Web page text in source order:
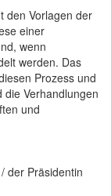
den Vorlagen der
einer
wenn
werden. Das
Prozess und
Verhandlungen
und
der Präsidentin